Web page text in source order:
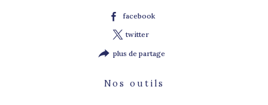
facebook
twitter
plus de partage
Nos outils